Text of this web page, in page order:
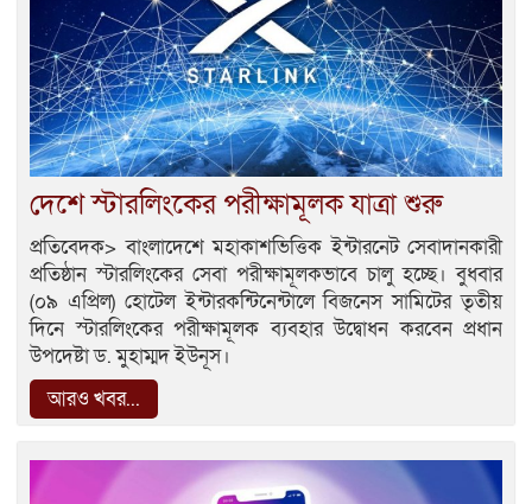
দেশে স্টারলিংকের পরীক্ষামূলক যাত্রা শুরু
প্রতিবেদক> বাংলাদেশে মহাকাশভিত্তিক ইন্টারনেট সেবাদানকারী
প্রতিষ্ঠান স্টারলিংকের সেবা পরীক্ষামূলকভাবে চালু হচ্ছে। বুধবার
(০৯ এপ্রিল) হোটেল ইন্টারকন্টিনেন্টালে বিজনেস সামিটের তৃতীয়
দিনে স্টারলিংকের পরীক্ষামূলক ব্যবহার উদ্বোধন করবেন প্রধান
উপদেষ্টা ড. মুহাম্মদ ইউনূস।
আরও খবর...